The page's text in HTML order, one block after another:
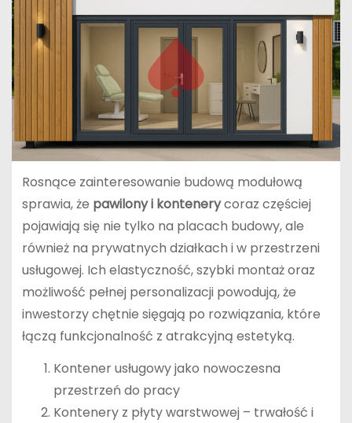
Rosnące zainteresowanie budową modułową
sprawia, że pawilony i kontenerycoraz częściej
pojawiają się nie tylko na placach budowy, ale
również na prywatnych działkach i w przestrzeni
usługowej. Ich elastyczność, szybki montaż oraz
możliwość pełnej personalizacji powodują, że
inwestorzy chętnie sięgają po rozwiązania, które
łączą funkcjonalność z atrakcyjną estetyką.
Kontener usługowy jako nowoczesna
przestrzeń do pracy
Kontenery z płyty warstwowej – trwałość i